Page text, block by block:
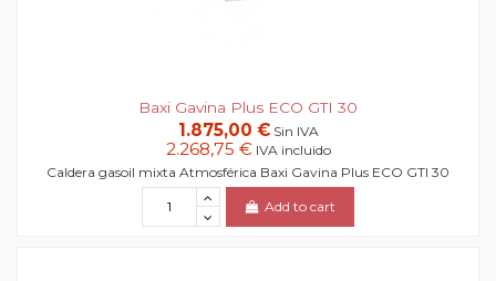
Baxi Gavina Plus ECO GTI 30
1.875,00 € Sin IVA
2.268,75 € IVA incluido
Caldera gasoil mixta Atmosférica Baxi Gavina Plus ECO GTI 30
Add to cart